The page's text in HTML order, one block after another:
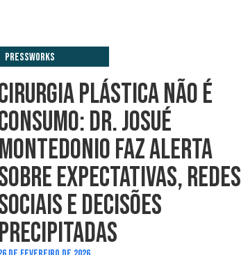
PressWorks
PLÁSTICA NÃO É
DR. JOSUÉ
MONTEDONIO FAZ ALERTA
EXPECTATIVAS, REDES
E DECISÕES
PRECIPITADAS